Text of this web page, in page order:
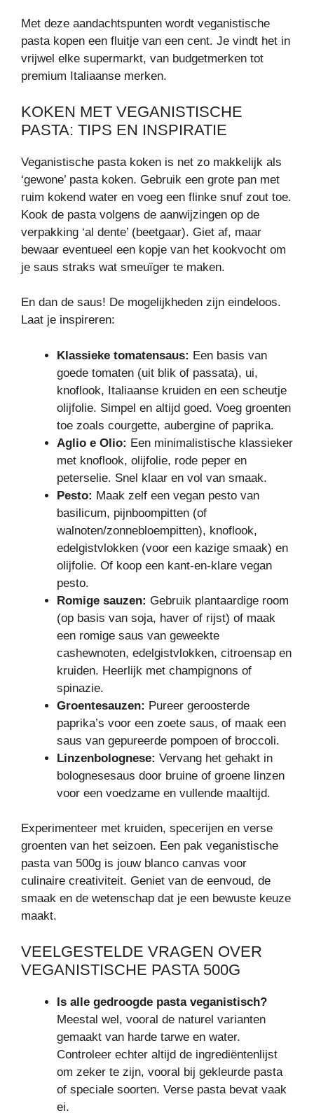
Met deze aandachtspunten wordt veganistische
pasta kopen een fluitje van een cent. Je vindt het in
vrijwel elke supermarkt, van budgetmerken tot
premium Italiaanse merken.
KOKEN MET VEGANISTISCHE
PASTA: TIPS EN INSPIRATIE
Veganistische pasta koken is net zo makkelijk als
‘gewone’ pasta koken. Gebruik een grote pan met
ruim kokend water en voeg een flinke snuf zout toe.
Kook de pasta volgens de aanwijzingen op de
verpakking ‘al dente’ (beetgaar). Giet af, maar
bewaar eventueel een kopje van het kookvocht om
je saus straks wat smeuïger te maken.
En dan de saus! De mogelijkheden zijn eindeloos.
Laat je inspireren:
Klassieke tomatensaus: Een basis van
goede tomaten (uit blik of passata), ui,
knoflook, Italiaanse kruiden en een scheutje
olijfolie. Simpel en altijd goed. Voeg groenten
toe zoals courgette, aubergine of paprika.
Aglio e Olio: Een minimalistische klassieker
met knoflook, olijfolie, rode peper en
peterselie. Snel klaar en vol van smaak.
Pesto: Maak zelf een vegan pesto van
basilicum, pijnboompitten (of
walnoten/zonnebloempitten), knoflook,
edelgistvlokken (voor een kazige smaak) en
olijfolie. Of koop een kant-en-klare vegan
pesto.
Romige sauzen: Gebruik plantaardige room
(op basis van soja, haver of rijst) of maak
een romige saus van geweekte
cashewnoten, edelgistvlokken, citroensap en
kruiden. Heerlijk met champignons of
spinazie.
Groentesauzen: Pureer geroosterde
paprika’s voor een zoete saus, of maak een
saus van gepureerde pompoen of broccoli.
Linzenbolognese: Vervang het gehakt in
bolognesesaus door bruine of groene linzen
voor een voedzame en vullende maaltijd.
Experimenteer met kruiden, specerijen en verse
groenten van het seizoen. Een pak veganistische
pasta van 500g is jouw blanco canvas voor
culinaire creativiteit. Geniet van de eenvoud, de
smaak en de wetenschap dat je een bewuste keuze
maakt.
VEELGESTELDE VRAGEN OVER
VEGANISTISCHE PASTA 500G
Is alle gedroogde pasta veganistisch?
Meestal wel, vooral de naturel varianten
gemaakt van harde tarwe en water.
Controleer echter altijd de ingrediëntenlijst
om zeker te zijn, vooral bij gekleurde pasta
of speciale soorten. Verse pasta bevat vaak
ei.